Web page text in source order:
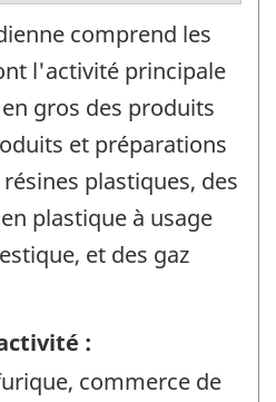
comprend les
l'activité principale
gros des produits
et préparations
plastiques, des
plastique à usage
et des gaz
:
commerce de